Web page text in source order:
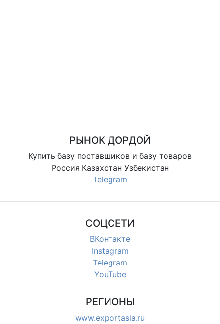
РЫНОК ДОРДОЙ
Купить базу поставщиков и базу товаров
Россия Казахстан Узбекистан
Telegram
СОЦСЕТИ
ВКонтакте
Instagram
Telegram
YouTube
РЕГИОНЫ
www.exportasia.ru